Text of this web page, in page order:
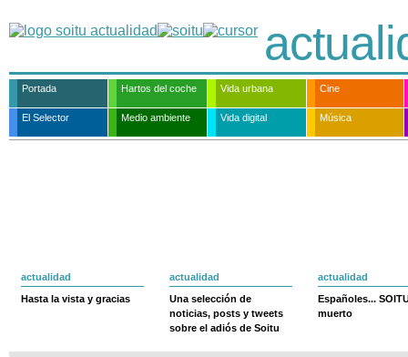
Portada Hartos del coche Vida urbana Cine
El Selector Medio ambiente Vida digital Música
actualidad
Hasta la vista y gracias
actualidad
Una selección de
noticias, posts y tweets
sobre el adiós de Soitu
actualidad
Españoles...
muerto